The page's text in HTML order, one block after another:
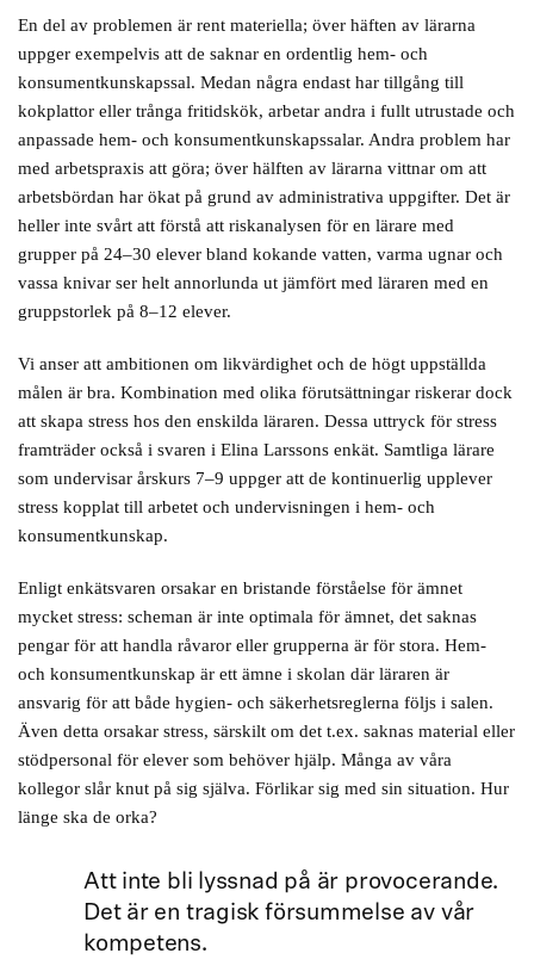
En del av problemen är rent materiella; över häften av lärarna
uppger exempelvis att de saknar en ordentlig hem- och
konsumentkunskapssal. Medan några endast har tillgång till
kokplattor eller trånga fritidskök, arbetar andra i fullt utrustade och
anpassade hem- och konsumentkunskapssalar. Andra problem har
med arbetspraxis att göra; över hälften av lärarna vittnar om att
arbetsbördan har ökat på grund av administrativa uppgifter. Det är
heller inte svårt att förstå att riskanalysen för en lärare med
grupper på 24–30 elever bland kokande vatten, varma ugnar och
vassa knivar ser helt annorlunda ut jämfört med läraren med en
gruppstorlek på 8–12 elever.
Vi anser att ambitionen om likvärdighet och de högt uppställda
målen är bra. Kombination med olika förutsättningar riskerar dock
att skapa stress hos den enskilda läraren. Dessa uttryck för stress
framträder också i svaren i Elina Larssons enkät. Samtliga lärare
som undervisar årskurs 7–9 uppger att de kontinuerlig upplever
stress kopplat till arbetet och undervisningen i hem- och
konsumentkunskap.
Enligt enkätsvaren orsakar en bristande förståelse för ämnet
mycket stress: scheman är inte optimala för ämnet, det saknas
pengar för att handla råvaror eller grupperna är för stora. Hem-
och konsumentkunskap är ett ämne i skolan där läraren är
ansvarig för att både hygien- och säkerhetsreglerna följs i salen.
Även detta orsakar stress, särskilt om det t.ex. saknas material eller
stödpersonal för elever som behöver hjälp. Många av våra
kollegor slår knut på sig själva. Förlikar sig med sin situation. Hur
länge ska de orka?
Att inte bli lyssnad på är provocerande.
Det är en tragisk försummelse av vår
kompetens.